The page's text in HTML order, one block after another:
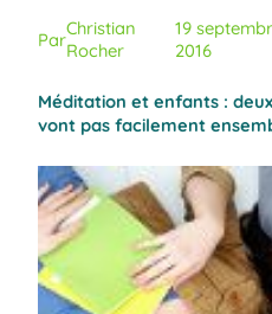
ParChristian
Rocher
19
2016
Méditation et enfants :
vont pas facilement